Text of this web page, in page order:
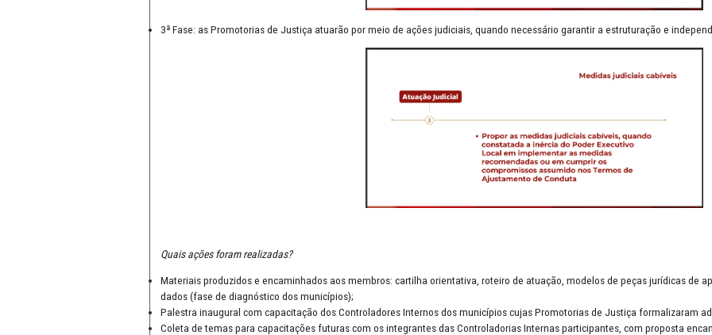
2ª Fase: atuação preventiva, com iniciativas conjuntas para debate e o envio de sugestões aos
3ª Fase: as Promotorias de Justiça atuarão por meio de ações judiciais, quando necessário garantir a